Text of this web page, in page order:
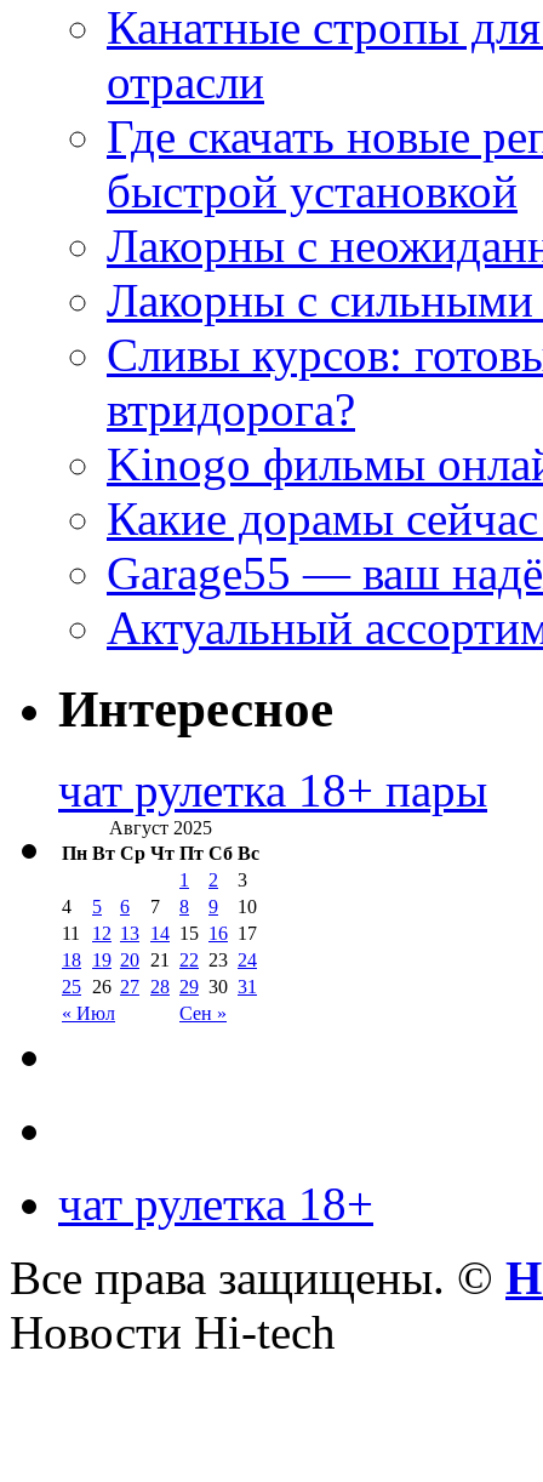
Канатные стропы
отрасли
Где скачать новые
быстрой установкой
Лакорны с
Лакорны с сильными
Сливы курсов:
втридорога?
Kinogo фильмы
Какие дорамы
Garage55 — ваш
Актуальный
Интересное
чат рулетка 18+ пары
Август 2025
Пн Вт Ср Чт Пт Сб Вс
« Июл Сен »
1 2
3
4
5 6 7 8 9
10
11
12 13 14 15 16 17
18 19 20 21 22 23 24
25 26 27 28 29 30 31
чат рулетка 18+
Все права защищены. ©
Новости Hi-tech